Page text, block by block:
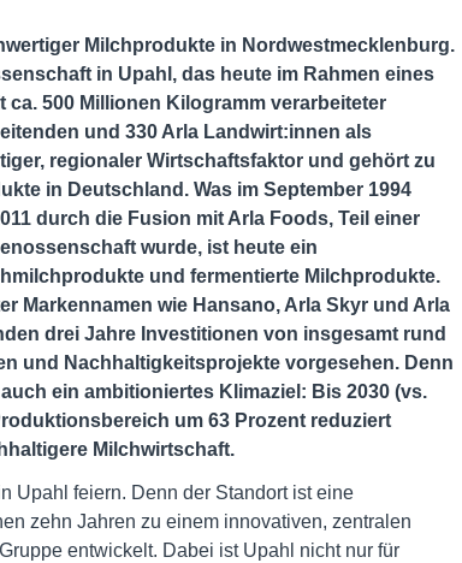
Milchprodukte in Nordwestmecklenburg.
in Upahl, das heute im Rahmen eines
ca. 500 Millionen Kilogramm verarbeiteter
und 330 Arla Landwirt:innen als
regionaler Wirtschaftsfaktor und gehört zu
in Deutschland. Was im September 1994
durch die Fusion mit Arla Foods, Teil einer
wurde, ist heute ein
und fermentierte Milchprodukte.
Markennamen wie Hansano, Arla Skyr und Arla
drei Jahre Investitionen von insgesamt rund
und Nachhaltigkeitsprojekte vorgesehen. Denn
ein ambitioniertes Klimaziel: Bis 2030 (vs.
um 63 Prozent reduziert
Milchwirtschaft.
Upahl feiern. Denn der Standort ist eine
zehn Jahren zu einem innovativen, zentralen
entwickelt. Dabei ist Upahl nicht nur für